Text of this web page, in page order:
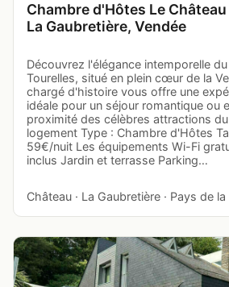
Chambre d'Hôtes Le Château
La Gaubretière, Vendée
Découvrez l'élégance intemporelle
Tourelles, situé en plein cœur de la
chargé d'histoire vous offre une
idéale pour un séjour romantique ou
proximité des célèbres attractions du
logement Type : Chambre d'Hôtes
59€/nuit Les équipements Wi-Fi
inclus Jardin et terrasse Parking…
Château · La Gaubretière · Pays de